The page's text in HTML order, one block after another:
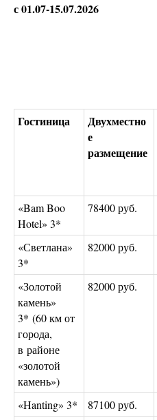
с 01.07-15.07.2026
Гостиница
Двухместно
е
размещение
«Bam Boo
Hotel» 3*
78400 руб.
«Светлана»
3*
82000 руб.
«Золотой
камень»
3* (60 км от
города,
в районе
«золотой
камень»)
82000 руб.
«Hanting» 3* 87100 руб.